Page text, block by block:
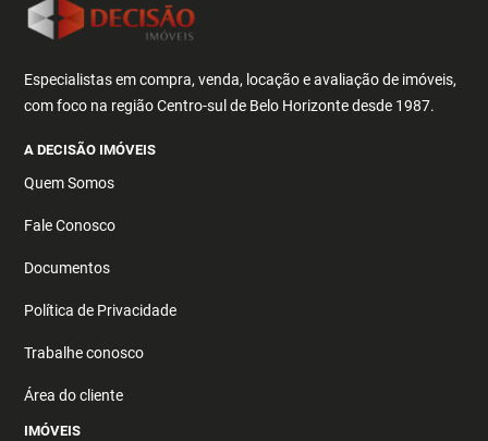
Especialistas em compra, venda, locação e avaliação de imóveis,
com foco na região Centro-sul de Belo Horizonte desde 1987.
A DECISÃO IMÓVEIS
Quem Somos
Fale Conosco
Documentos
Política de Privacidade
Trabalhe conosco
Área do cliente
IMÓVEIS